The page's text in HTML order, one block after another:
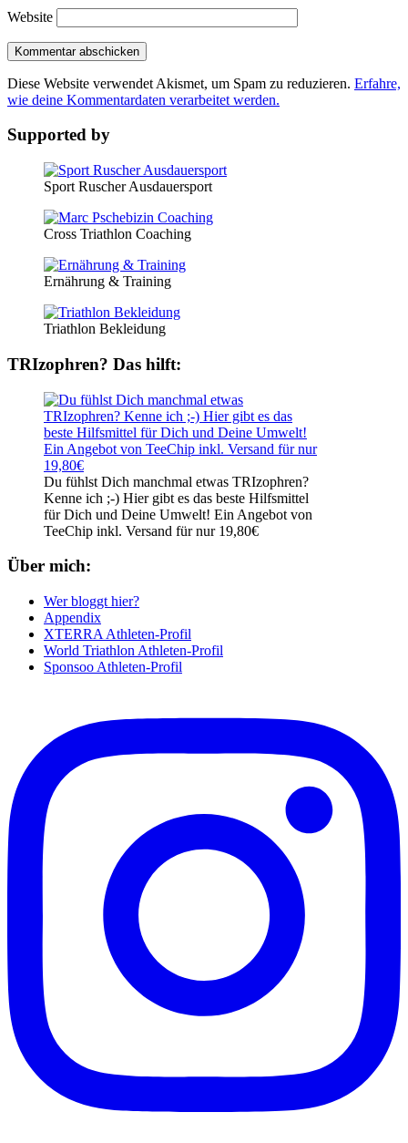
Website
Diese Website verwendet Akismet, um Spam zu reduzieren. Erfahre,
wie deine Kommentardaten verarbeitet werden.
Supported by
Sport Ruscher Ausdauersport
Cross Triathlon Coaching
Ernährung & Training
Triathlon Bekleidung
TRIzophren? Das hilft:
Du fühlst Dich manchmal etwas TRIzophren?
Kenne ich ;-) Hier gibt es das beste Hilfsmittel
für Dich und Deine Umwelt! Ein Angebot von
TeeChip inkl. Versand für nur 19,80€
Über mich:
Wer bloggt hier?
Appendix
XTERRA Athleten-Profil
World Triathlon Athleten-Profil
Sponsoo Athleten-Profil